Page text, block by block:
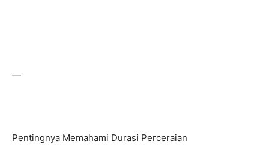
—
Pentingnya Memahami Durasi Perceraian